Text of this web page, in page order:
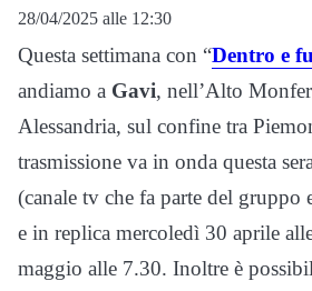
28/04/2025 alle 12:30
Questa settimana con “Dentro e
andiamo a Gavi, nell’Alto
Alessandria, sul confine tra
trasmissione va in onda questa
(canale tv che fa parte del gruppo
e in replica mercoledì 30 aprile
maggio alle 7.30. Inoltre è